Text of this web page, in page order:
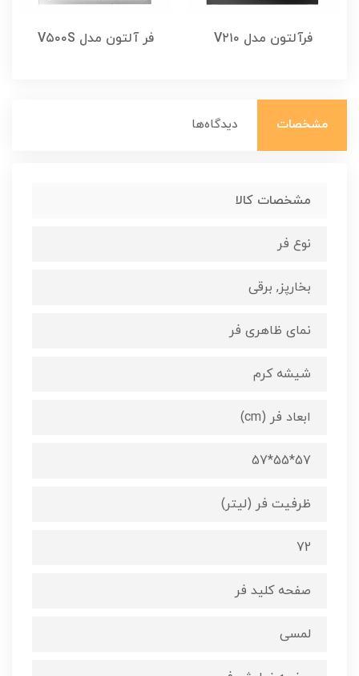
فرآلتون مدل V۲۱۰ فر آلتون مدل V۵۰۰S
مشخصات دیدگاه‌ها
مشخصات کالا
نوع فر
بخارپز, برقی
نمای ظاهری فر
شیشه کرم
ابعاد فر (cm)
57*55*57
ظرفیت فر (لیتر)
72
صفحه کلید فر
لمسی